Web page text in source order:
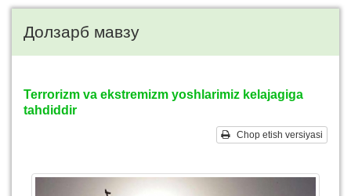
Долзарб мавзу
Terrorizm va ekstremizm yoshlarimiz kelajagiga
tahdiddir
Chop etish versiyasi